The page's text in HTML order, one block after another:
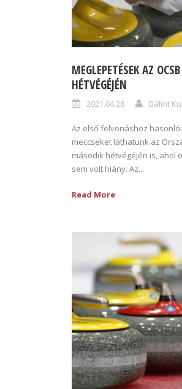
MEGLEPETÉSEK AZ
HÉTVÉGÉJÉN
2021.04.28 Bálint
Az első felvonáshoz
meccseket láthatunk az
második hétvégéjén is, ahol
sem volt hiány. Az...
Read More